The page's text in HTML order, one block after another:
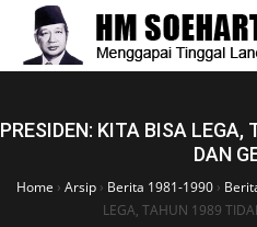
PRESIDEN: KITA BISA
DAN
Home › Arsip› Berita 1981-1990›
LEGA, TAHUN 1989